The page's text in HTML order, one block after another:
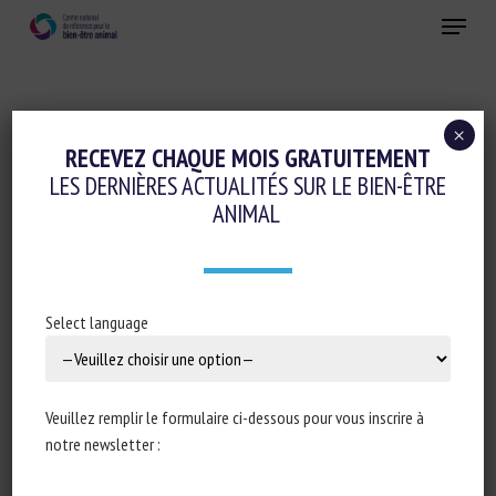
Menu
Santé animale
MITECONTROL – ENSURING FOOD
STANDARDS
Type de document : Présentation d’un projet de recherche
RECEVEZ CHAQUE MOIS GRATUITEMENT
LES DERNIÈRES ACTUALITÉS SUR LE BIEN-ÊTRE
ANIMAL
Select language
Veuillez remplir le formulaire ci-dessous pour vous inscrire à
notre newsletter :
×